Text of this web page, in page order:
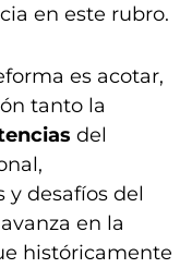
en este rubro.
es acotar,
tanto la
del
y desafíos del
en la
históricamente